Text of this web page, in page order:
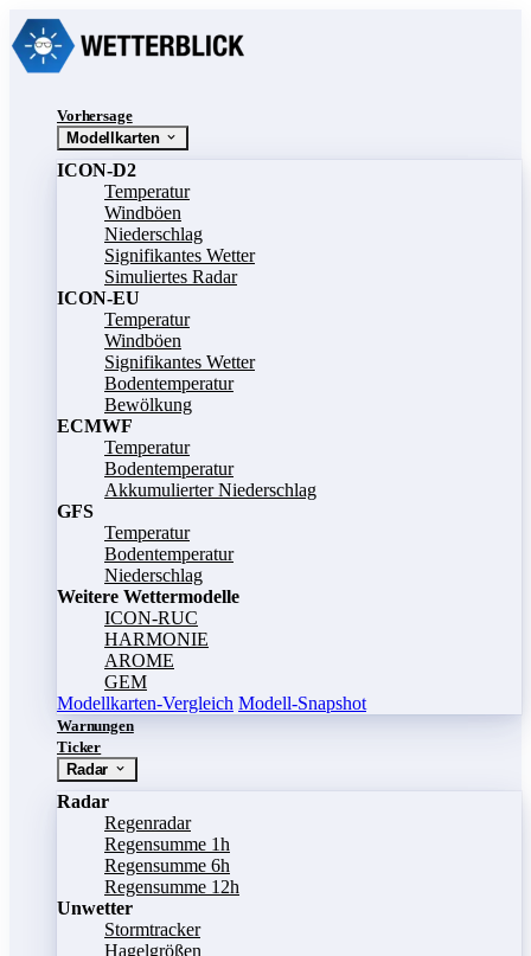
Vorhersage
Modellkarten
ICON-D2
Temperatur
Windböen
Niederschlag
Signifikantes Wetter
Simuliertes Radar
ICON-EU
Temperatur
Windböen
Signifikantes Wetter
Bodentemperatur
Bewölkung
ECMWF
Temperatur
Bodentemperatur
Akkumulierter Niederschlag
GFS
Temperatur
Bodentemperatur
Niederschlag
Weitere Wettermodelle
ICON-RUC
HARMONIE
AROME
GEM
Modellkarten-Vergleich Modell-Snapshot
Warnungen
Ticker
Radar
Radar
Regenradar
Regensumme 1h
Regensumme 6h
Regensumme 12h
Unwetter
Stormtracker
Hagelgrößen